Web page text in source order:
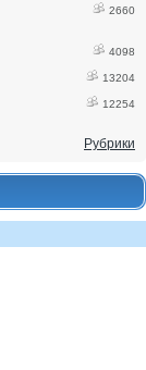
2660
4098
13204
12254
Рубрики